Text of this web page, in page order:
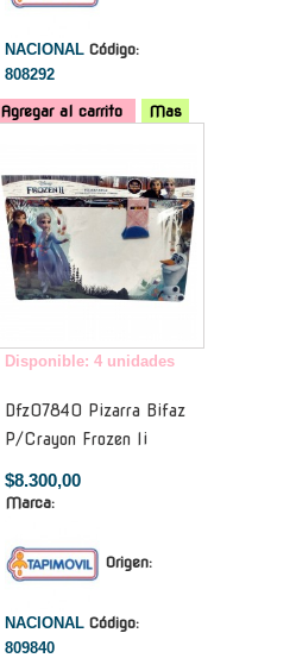
NACIONAL Código:
808292
Agregar al carrito
Mas
Disponible: 4 unidades
Dfz07840 Pizarra Bifaz
P/Crayon Frozen Ii
$8.300,00
Marca:
Origen:
NACIONAL Código:
809840